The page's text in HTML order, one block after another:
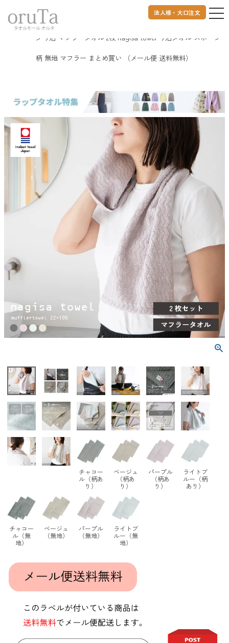
法人様・大口注文
トップページ
nagisa towel
今治 マフラータオル 2枚 nagisa towel 今治タオル スポーツ
柄 無地 マフラー まとめ買い （メール便 送料無料）
チャコー
ル（柄あ
り）
ベージュ
（柄あ
り）
パープル
（柄あ
り）
ライトブ
ルー（柄
あり）
チャコー
ル（無
地）
ベージュ
（無地）
パープル
（無地）
ライトブ
ルー（無
地）